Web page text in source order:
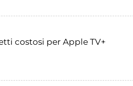
costosi per Apple TV+